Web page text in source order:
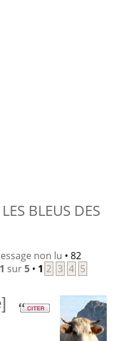
BLEUS DES
non lu • 82
1 sur5• 1 2 3 4 5